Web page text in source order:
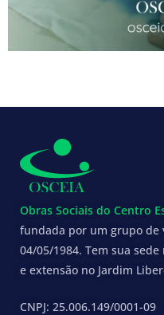
Obras Sociais do Centro
fundada por um grupo de
04/05/1984. Tem sua
e extensão no Jardim
CNPJ: 25.006.149/0001-09